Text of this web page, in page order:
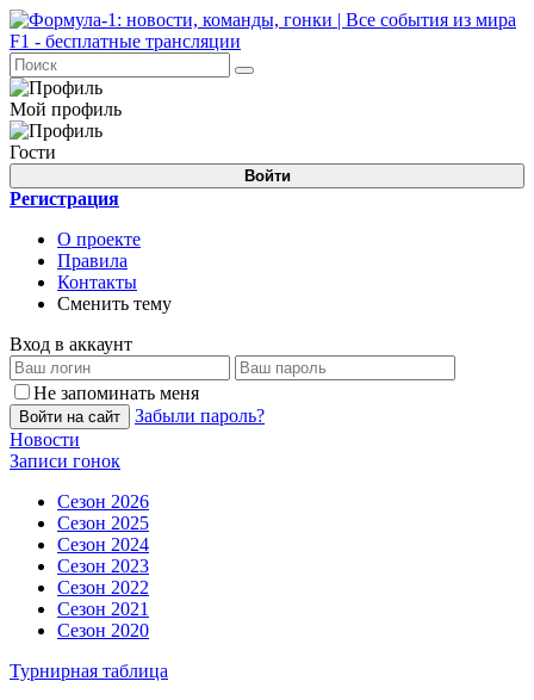
Мой профиль
Гости
Войти
Регистрация
О проекте
Правила
Контакты
Сменить тему
Вход в аккаунт
Не запоминать меня
Войти на сайт
Забыли пароль?
Новости
Записи гонок
Сезон 2026
Сезон 2025
Сезон 2024
Сезон 2023
Сезон 2022
Сезон 2021
Сезон 2020
Турнирная таблица